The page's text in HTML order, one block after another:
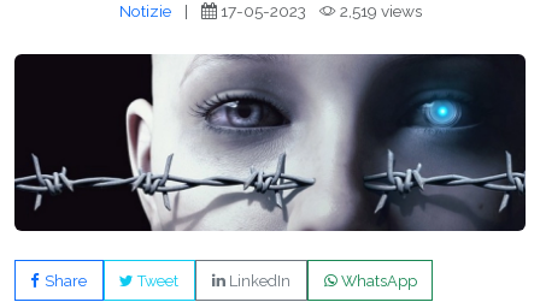
Notizie | 17-05-2023 2,519 views
Share Tweet LinkedIn WhatsApp